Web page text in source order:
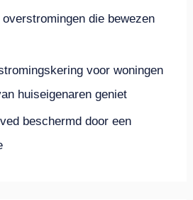
die bewezen
voor woningen
huiseigenaren geniet
beschermd door een